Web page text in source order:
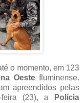
o momento, em 123
Oestefluminense.
apreendidos pelas
feira (23), a
Polícia